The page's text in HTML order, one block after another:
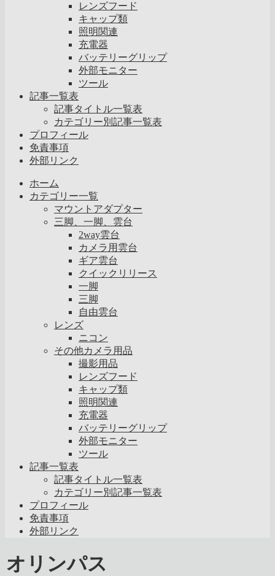
レンズフード
キャップ類
照明関連
充電器
バッテリーグリップ
外部モニター
ツール
記事一覧表
記事タイトル一覧表
カテゴリー別記事一覧表
プロフィール
免責事項
外部リンク
ホーム
カテゴリー一覧
マウントアダプター
三脚、一脚、雲台
2way雲台
カメラ用雲台
ギア雲台
クイックリリース
一脚
三脚
自由雲台
レンズ
ニコン
その他カメラ用品
撮影用品
レンズフード
キャップ類
照明関連
充電器
バッテリーグリップ
外部モニター
ツール
記事一覧表
記事タイトル一覧表
カテゴリー別記事一覧表
プロフィール
免責事項
外部リンク
オリンパス